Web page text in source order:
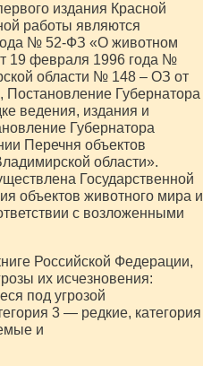
издания Красной
работы являются
№ 52-ФЗ «О животном
19 февраля 1996 года №
области № 148 – ОЗ от
Постановление Губернатора
ведения, издания и
Губернатора
Перечня объектов
области».
Государственной
объектов животного мира и
с возложенными
Российской Федерации,
их исчезновения:
под угрозой
3 — редкие, категория
и